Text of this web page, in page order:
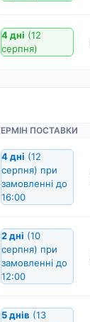
4 дні (12
серпня)
ПОСТАВКИ
4 дні (12
серпня) при
замовленні до
16:00
2 дні (10
серпня) при
замовленні до
12:00
5 днів (13